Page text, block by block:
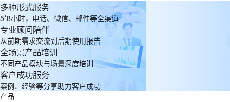
多种形式服务
5*8小时，电话、微信、邮件等全渠道
专业顾问陪伴
从前期需求交流到后期使用报告
全场景产品培训
不同产品模块与场景深度培训
客户成功服务
案例、经验等分享助力客户成功
产品